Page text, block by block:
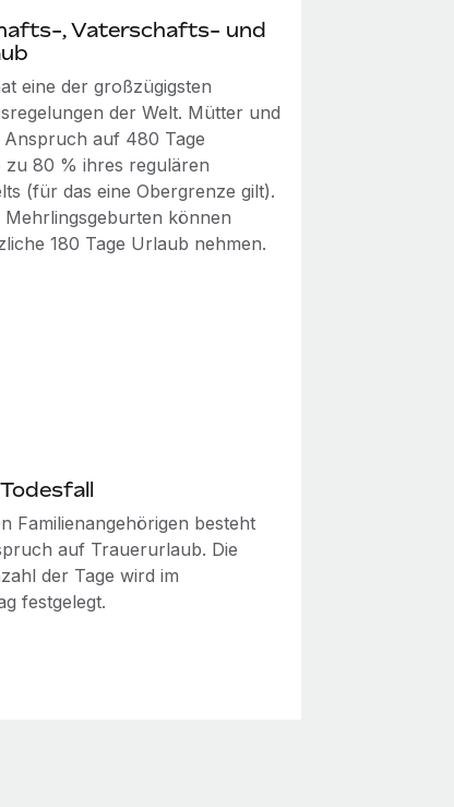
, Vaterschafts- und
eine der großzügigsten
der Welt. Mütter und
Anspruch auf 480 Tage
zu 80 % ihres regulären
(für das eine Obergrenze gilt).
Mehrlingsgeburten können
180 Tage Urlaub nehmen.
Familienangehörigen besteht
auf Trauerurlaub. Die
der Tage wird im
festgelegt.